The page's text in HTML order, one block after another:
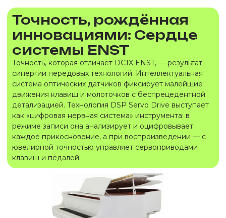
Точность, рождённая
инновациями: Сердце
системы ENST
Точность, которая отличает DC1X ENST, — результат
синергии передовых технологий. Интеллектуальная
система оптических датчиков фиксирует малейшие
движения клавиш и молоточков с беспрецедентной
детализацией. Технология DSP Servo Drive выступает
как «цифровая нервная система» инструмента: в
режиме записи она анализирует и оцифровывает
каждое прикосновение, а при воспроизведении — с
ювелирной точностью управляет сервоприводами
клавиш и педалей.